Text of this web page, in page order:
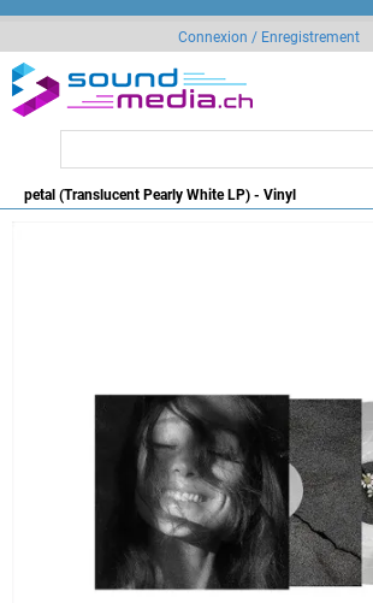
Connexion / Enregistrement
petal (Translucent Pearly White LP) - Vinyl